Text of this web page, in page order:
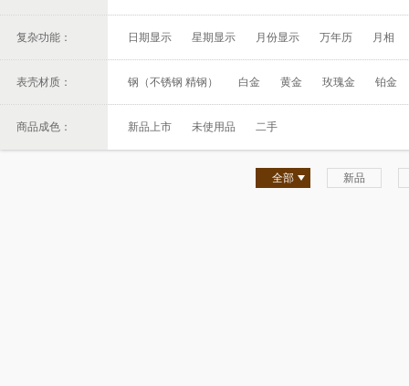
复杂功能： 日期显示 星期显示 月份显示 万年历 月相
表壳材质： 钢（不锈钢 精钢） 白金 黄金 玫瑰金 铂金
商品成色： 新品上市 未使用品 二手
全部 新品